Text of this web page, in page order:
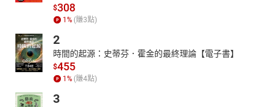
$308
1 % (賺3點)
2
時間的起源：史蒂芬．霍金的最終理論【電子書】
$455
1 % (賺4點)
3